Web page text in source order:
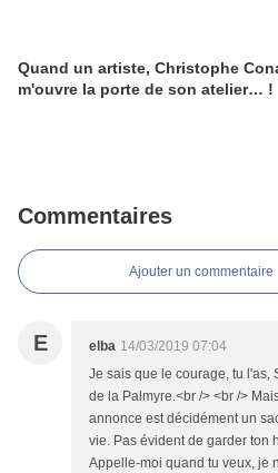
Quand un artiste, Christophe
m'ouvre la porte de son atelier… !
Commentaires
Ajouter un commentaire
E elba 14/03/2019 07:04
Je sais que le courage, tu l'as,
de la Palmyre.<br /> <br />
annonce est décidément un
vie. Pas évident de garder ton
Appelle-moi quand tu veux, je